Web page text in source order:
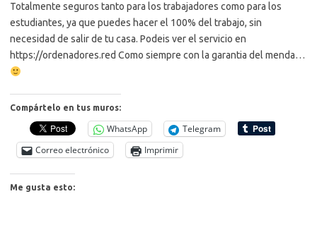
Totalmente seguros tanto para los trabajadores como para los
estudiantes, ya que puedes hacer el 100% del trabajo, sin
necesidad de salir de tu casa. Podeis ver el servicio en
https://ordenadores.red Como siempre con la garantia del menda…
Compártelo en tus muros:
WhatsApp
Telegram
Correo electrónico
Imprimir
Me gusta esto: